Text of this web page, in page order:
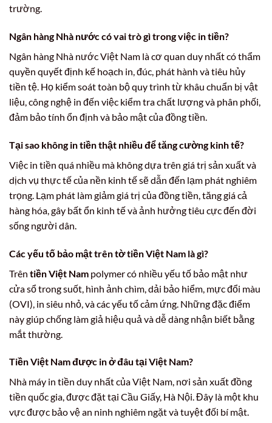
trường.
Ngân hàng Nhà nước có vai trò gì trong việc in tiền?
Ngân hàng Nhà nước Việt Nam là cơ quan duy nhất có thẩm
quyền quyết định kế hoạch in, đúc, phát hành và tiêu hủy
tiền tệ. Họ kiểm soát toàn bộ quy trình từ khâu chuẩn bị vật
liệu, công nghệ in đến việc kiểm tra chất lượng và phân phối,
đảm bảo tính ổn định và bảo mật của đồng tiền.
Tại sao không in tiền thật nhiều để tăng cường kinh tế?
Việc in tiền quá nhiều mà không dựa trên giá trị sản xuất và
dịch vụ thực tế của nền kinh tế sẽ dẫn đến lạm phát nghiêm
trọng. Lạm phát làm giảm giá trị của đồng tiền, tăng giá cả
hàng hóa, gây bất ổn kinh tế và ảnh hưởng tiêu cực đến đời
sống người dân.
Các yếu tố bảo mật trên tờ tiền Việt Nam là gì?
Trên tiền Việt Nam polymer có nhiều yếu tố bảo mật như
cửa sổ trong suốt, hình ảnh chìm, dải bảo hiểm, mực đổi màu
(OVI), in siêu nhỏ, và các yếu tố cảm ứng. Những đặc điểm
này giúp chống làm giả hiệu quả và dễ dàng nhận biết bằng
mắt thường.
Tiền Việt Nam được in ở đâu tại Việt Nam?
Nhà máy in tiền duy nhất của Việt Nam, nơi sản xuất đồng
tiền quốc gia, được đặt tại Cầu Giấy, Hà Nội. Đây là một khu
vực được bảo vệ an ninh nghiêm ngặt và tuyệt đối bí mật.